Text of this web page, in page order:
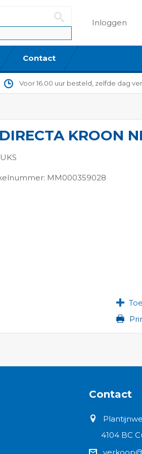
Inloggen
Contact
Voor 16.00 uur besteld, zelfde dag
DIRECTA KROON
MM000359028
Contact
4104 BC